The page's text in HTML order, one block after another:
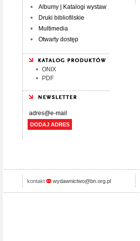
Albumy | Katalogi wystaw
Druki bibliofilskie
Multimedia
Otwarty dostęp
ONIX
PDF
DODAJ ADRES
kontakt wydawnictwo@bn.org.pl